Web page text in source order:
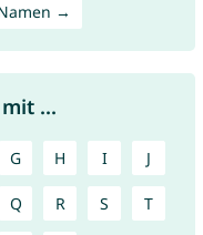
→
...
G H I J
Q R S T